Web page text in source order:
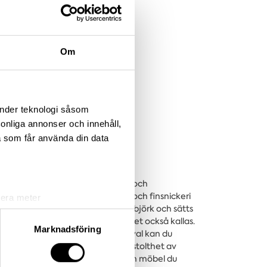
Om
teknologi såsom
annonser och innehåll,
får använda din data
meter
. Du kan ändra
Marknadsföring
serier. Gediget hantverk och
linjer. Kärleken till trä och finsnickeri
i massiv helstav av ek eller björk och sätts
halvförtäckt sinkning, som det också kallas.
och 2 lösa hyllplan. Som tillval kan du
är 29 cm. G.A.D och Klinte är en stolthet av
med yttersta kvaltiet och en möbel du